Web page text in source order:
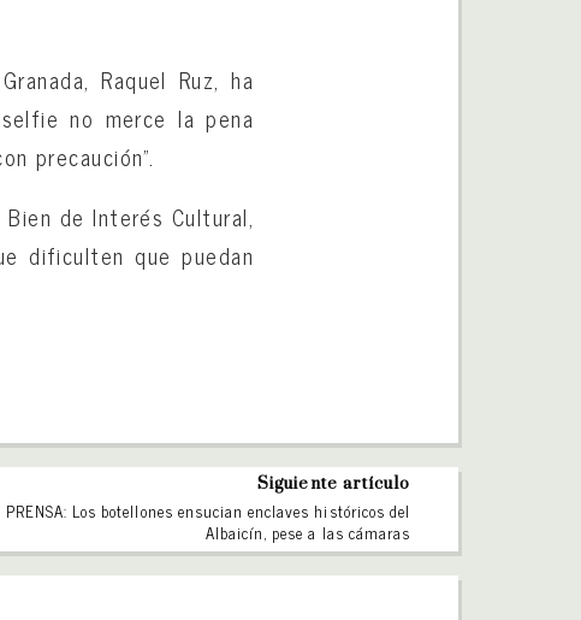
Raquel Ruz, ha
no merce la pena
precaución”.
de Interés Cultural,
dificulten que puedan
Siguiente artículo
PRENSA: Los botellones ensucian enclaves históricos del
Albaicín, pese a las cámaras